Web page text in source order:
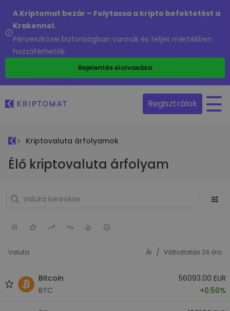
A Kriptomat bezár – Folytassa a kripto befektetést a
Krakennel.
Pénzeszközei biztonságban vannak és teljes mértékben
hozzáférhetők.
Bejelentés elolvasása
Regisztrálok
Kriptovaluta árfolyamok
Élő kriptovaluta árfolyam
Valuta Ár / Változtatás 24 óra
Bitcoin
BTC
56093.00 EUR
+0.50%